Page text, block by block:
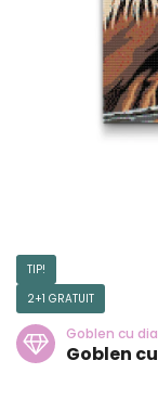
TIP!
2+1 GRATUIT
Goblen cu
Goblen